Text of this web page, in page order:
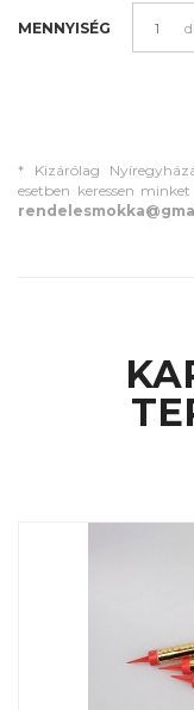
MENNYISÉG
* Kizárólag
esetben keressen